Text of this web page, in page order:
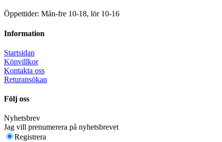
Öppettider: Mån-fre 10-18, lör 10-16
Information
Startsidan
Köpvillkor
Kontakta oss
Returansökan
Följ oss
Nyhetsbrev
Jag vill prenumerera på nyhetsbrevet
Registrera